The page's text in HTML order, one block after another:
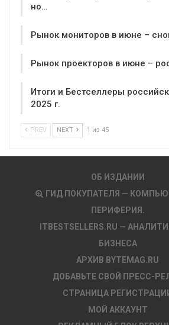
но…
Рынок мониторов в июне –
Рынок проекторов в июне –
Итоги и Бестселлеры
2025 г.
PREV NEXT 1 из 45
ОБ ИЗДАНИИ
ГИД ПОКУПАТЕЛЯ —
ПЕРИФЕРИЯ.
ITBESTSELLERS.RU —
БИЗНЕСА
АРХИВ BYTEMAG.RU
ДОБАВЬТЕ СВОЙ ПРЕСС-
СТРАНИЦА
МОЙ АККАУНТ